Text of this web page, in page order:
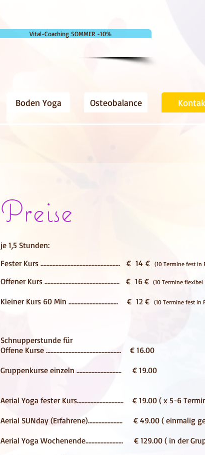
Vital-Coaching SOMMER -10%
Boden Yoga Osteobalance
Preise
je 1,5 Stunden:
Fester Kurs ..................................................... € 14 € (10 Termine
Offener Kurs .................................................. € 16 € (10 Termine
Kleiner Kurs 60 Min ................................. € 12 € (10 Termine fest in
Schnupperstunde für
Offene Kurse .................................................. € 16.00
Gruppenkurse einzeln .............................. € 19.00
Aerial Yoga fester Kurs............................... € 19.00 ( x 5-6
Aerial SUNday (Erfahrene)....................... € 49.00 ( einmalig
Aerial Yoga Wochenende......................... € 129.00 ( in der